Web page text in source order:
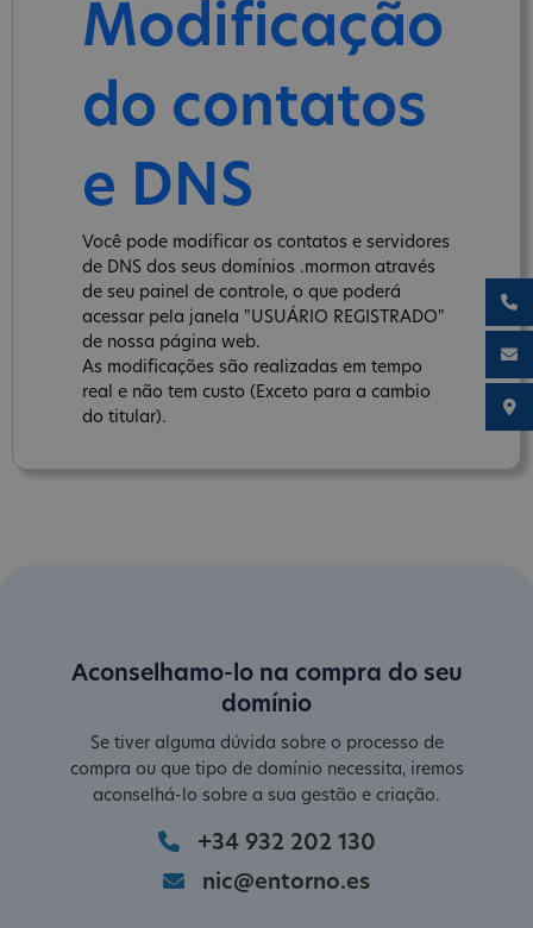
Modificação
do contatos
e DNS
Você pode modificar os contatos e servidores
de DNS dos seus domínios .mormon através
de seu painel de controle, o que poderá
acessar pela janela "USUÁRIO REGISTRADO"
de nossa página web.
As modificações são realizadas em tempo
real e não tem custo (Exceto para a cambio
do titular).
Aconselhamo-lo na compra do seu
domínio
Se tiver alguma dúvida sobre o processo de
compra ou que tipo de domínio necessita, iremos
aconselhá-lo sobre a sua gestão e criação.
+34 932 202 130
nic@entorno.es